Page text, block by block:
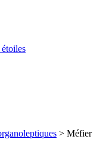
> Méfier